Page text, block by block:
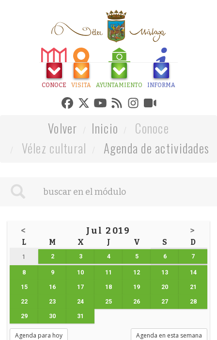
CONOCE VISITA AYUNTAMIENTO INFORMA
Volver Inicio
Conoce
Vélez cultural
Agenda de actividades
< Jul 2019 >
L M X J V S D
1 2 3 4 5 6 7
8 9 10 11 12 13 14
15 16 17 18 19 20 21
22 23 24 25 26 27 28
29 30 31
Agenda para hoy Agenda en esta semana